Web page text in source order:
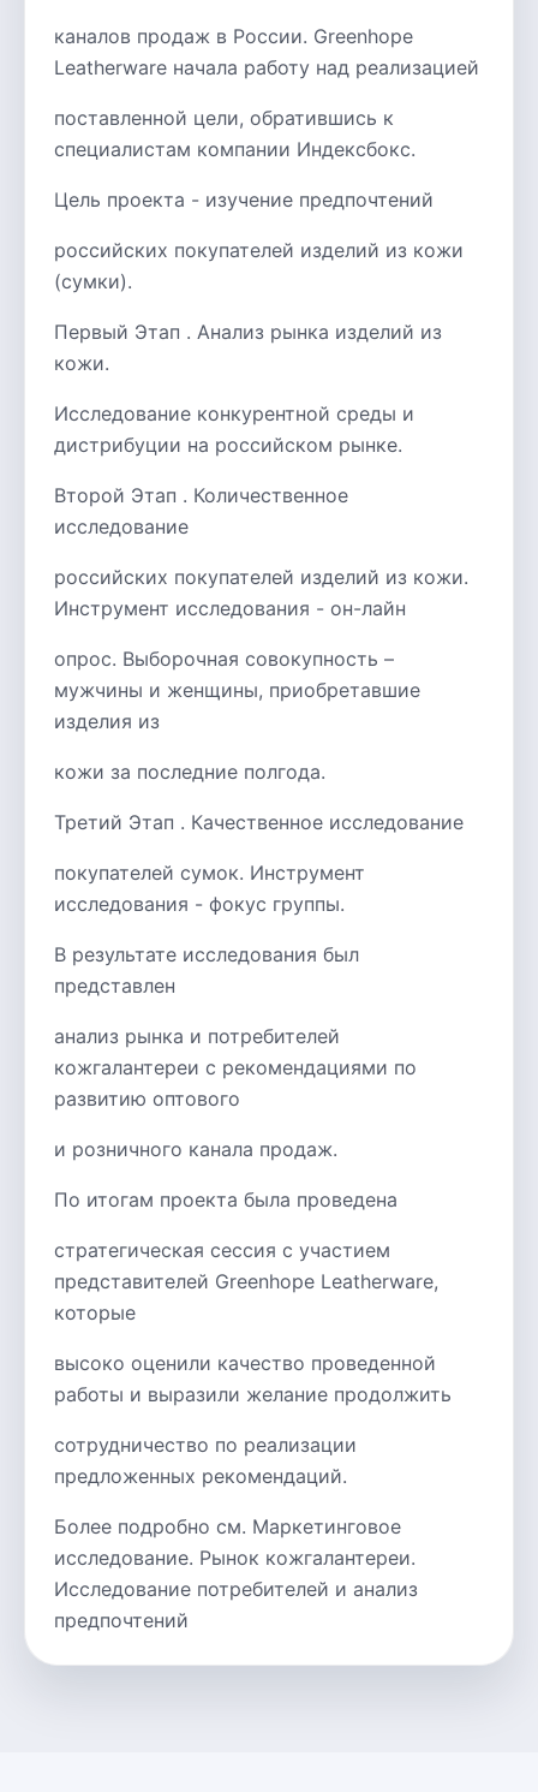
каналов продаж в России. Greenhope
Leatherware начала работу над реализацией
поставленной цели, обратившись к
специалистам компании Индексбокс.
Цель проекта - изучение предпочтений
российских покупателей изделий из кожи
(сумки).
Первый Этап . Анализ рынка изделий из
кожи.
Исследование конкурентной среды и
дистрибуции на российском рынке.
Второй Этап . Количественное
исследование
российских покупателей изделий из кожи.
Инструмент исследования - он-лайн
опрос. Выборочная совокупность –
мужчины и женщины, приобретавшие
изделия из
кожи за последние полгода.
Третий Этап . Качественное исследование
покупателей сумок. Инструмент
исследования - фокус группы.
В результате исследования был
представлен
анализ рынка и потребителей
кожгалантереи с рекомендациями по
развитию оптового
и розничного канала продаж.
По итогам проекта была проведена
стратегическая сессия с участием
представителей Greenhope Leatherware,
которые
высоко оценили качество проведенной
работы и выразили желание продолжить
сотрудничество по реализации
предложенных рекомендаций.
Более подробно см. Маркетинговое
исследование. Рынок кожгалантереи.
Исследование потребителей и анализ
предпочтений